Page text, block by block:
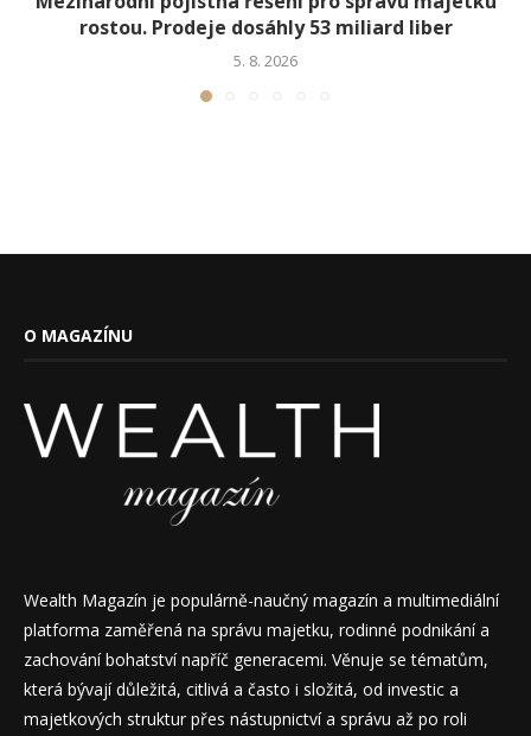
rostou. Prodeje dosáhly 53 miliard liber
5. 8. 2026
O MAGAZÍNU
Wealth Magazín je populárně-naučný magazín a multimediální
platforma zaměřená na správu majetku, rodinné podnikání a
zachování bohatství napříč generacemi. Věnuje se tématům,
která bývají důležitá, citlivá a často i složitá, od investic a
majetkových struktur přes nástupnictví a správu až po roli